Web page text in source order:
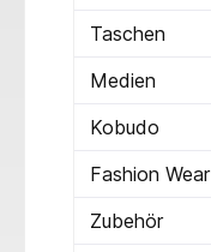
Taschen
Medien
Kobudo
Fashion Wear
Zubehör